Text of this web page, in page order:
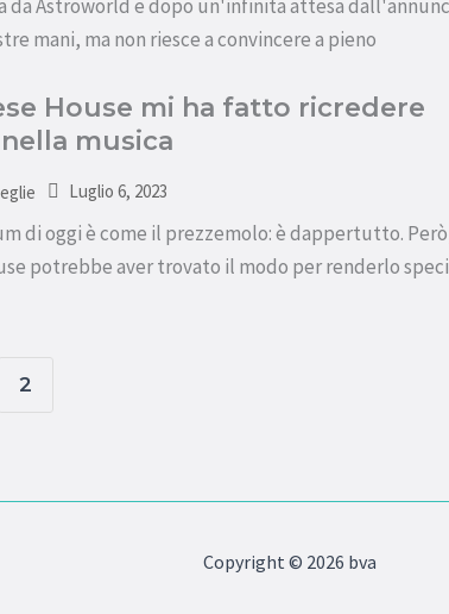
da Astroworld e dopo un'infinita attesa
mani, ma non riesce a convincere a pieno
House mi ha fatto ricredere
musica
Luglio 6, 2023
di oggi è come il prezzemolo: è dappertutto.
potrebbe aver trovato il modo per renderlo
2
Copyright © 2026 bva